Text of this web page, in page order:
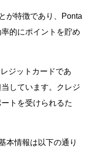
が特徴であり、Ponta
的にポイントを貯め
ジットカードであ
しています。クレジ
トを受けられるた
本情報は以下の通り